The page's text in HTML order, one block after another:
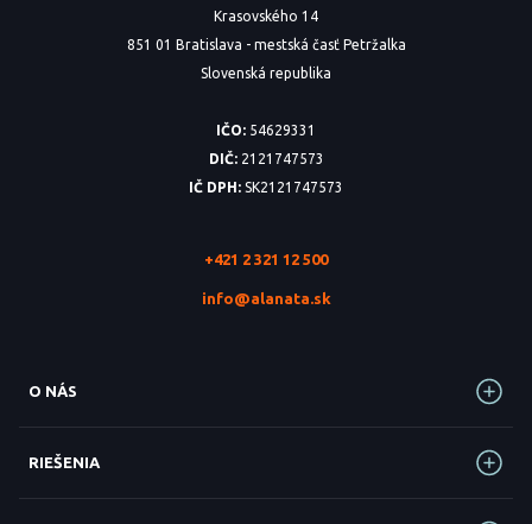
Krasovského 14
851 01 Bratislava - mestská časť Petržalka
Slovenská republika
IČO: 54629331
DIČ:2121747573
IČ DPH: SK2121747573
+421 2 321 12 500
info@alanata.sk
O NÁS
RIEŠENIA